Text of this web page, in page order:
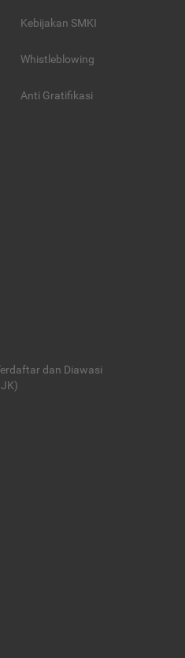
Kebijakan SMKI
Whistleblowing
Anti Gratifikasi
dan Diawasi